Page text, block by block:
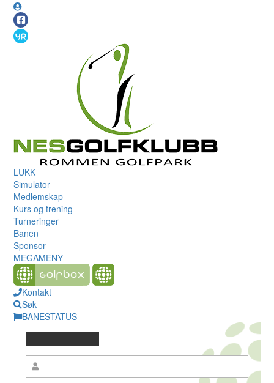
LUKK
Simulator
Medlemskap
Kurs og trening
Turneringer
Banen
Sponsor
MEGAMENY
Kontakt
Søk
BANESTATUS